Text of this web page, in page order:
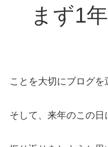
まず1
ことを大切にブログを
そして、来年のこの日